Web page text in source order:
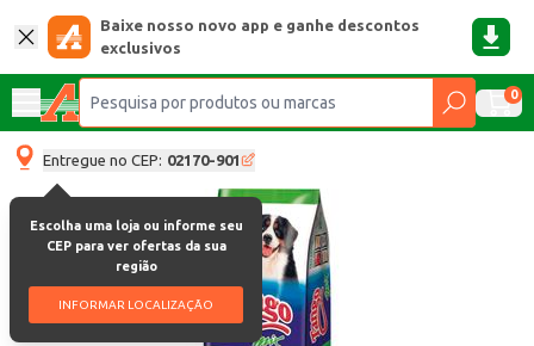
Baixe nosso novo app e ganhe descontos
exclusivos
0
Entregue no CEP: 02170-901
Escolha uma loja ou informe seu
CEP para ver ofertas da sua
região
INFORMAR LOCALIZAÇÃO